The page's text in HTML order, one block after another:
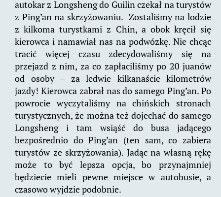
autokar z Longsheng do Guilin czekał na turystów
z Ping’an na skrzyżowaniu. Zostaliśmy na lodzie
z kilkoma turystkami z Chin, a obok kręcił się
kierowca i namawiał nas na podwózkę. Nie chcąc
tracić więcej czasu zdecydowaliśmy się na
przejazd z nim, za co zapłaciliśmy po 20 juanów
od osoby – za ledwie kilkanaście kilometrów
jazdy! Kierowca zabrał nas do samego Ping’an. Po
powrocie wyczytaliśmy na chińskich stronach
turystycznych, że można też dojechać do samego
Longsheng i tam wsiąść do busa jadącego
bezpośrednio do Ping’an (ten sam, co zabiera
turystów ze skrzyżowania). Jadąc na własną rękę
może to być lepsza opcja, bo przynajmniej
będziecie mieli pewne miejsce w autobusie, a
czasowo wyjdzie podobnie.